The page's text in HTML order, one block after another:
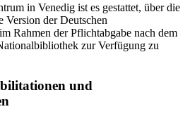
in Venedig ist es gestattet, über die
der Deutschen
Rahmen der Pflichtabgabe nach dem
zur Verfügung zu
und